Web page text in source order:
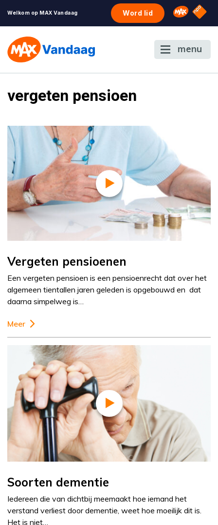
Welkom op MAX Vandaag Word lid Omroep
NPO
menu
vergeten pensioen
Vergeten pensioenen
Een vergeten pensioen is een pensioenrecht dat over het
algemeen tientallen jaren geleden is opgebouwd en dat
daarna simpelweg is…
Meer
Soorten dementie
Iedereen die van dichtbij meemaakt hoe iemand het
verstand verliest door dementie, weet hoe moeilijk dit is.
Het is niet…